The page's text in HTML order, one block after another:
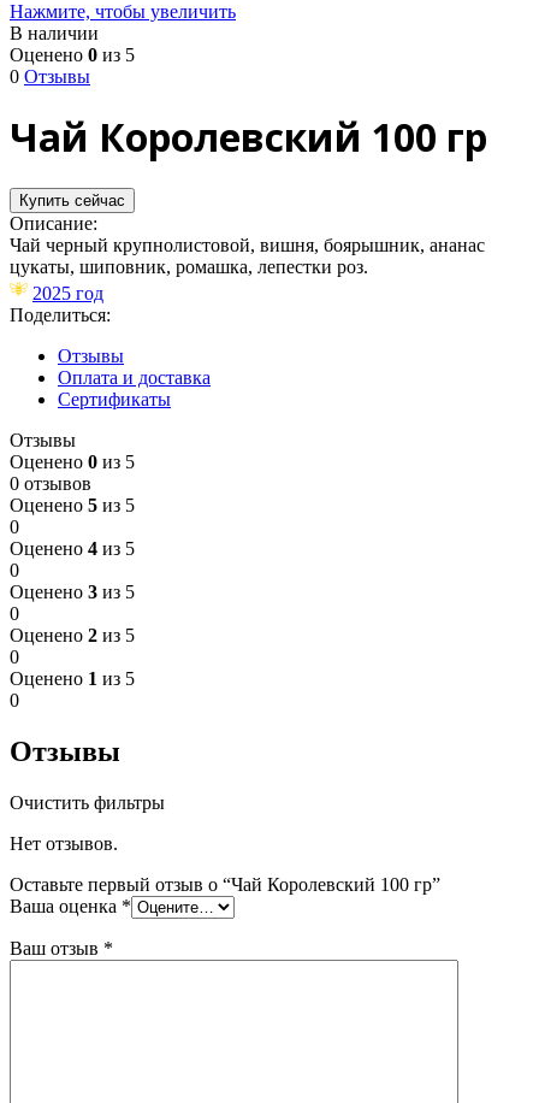
Нажмите, чтобы увеличить
В наличии
Оценено 0 из 5
0 Отзывы
Чай Королевский 100 гр
Купить сейчас
Описание:
Чай черный крупнолистовой, вишня, боярышник, ананас
цукаты, шиповник, ромашка, лепестки роз​.
2025 год
Поделиться:
Отзывы
Оплата и доставка
Сертификаты
Отзывы
Оценено 0 из 5
0 отзывов
Оценено 5 из 5
0
Оценено 4 из 5
0
Оценено 3 из 5
0
Оценено 2 из 5
0
Оценено 1 из 5
0
Отзывы
Очистить фильтры
Нет отзывов.
Оставьте первый отзыв о “Чай Королевский 100 гр”
Ваша оценка *
Ваш отзыв *